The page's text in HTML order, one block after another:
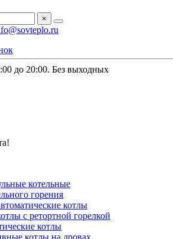
×
до 20:00. Без выходных
котельные
горения
котлы
с ретортной горелкой
котлы
котлы на дровах